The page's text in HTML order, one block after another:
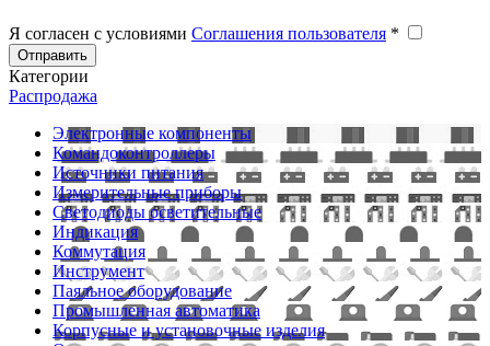
Я согласен с условиями Соглашения пользователя *
Отправить
Категории
Распродажа
Электронные компоненты
Командоконтроллеры
Источники питания
Измерительные приборы
Светодиоды осветительные
Индикация
Коммутация
Инструмент
Паяльное оборудование
Промышленная автоматика
Корпусные и установочные изделия